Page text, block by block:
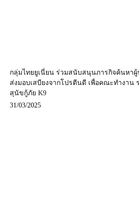
กลุ่มไทยยูเนี่ยน ร่วมสนับสนุนภารกิจค้นหา
ส่งมอบเสบียงจากโปรตีนดี เพื่อคณะทำงาน
สุนัขกู้ภัย K9
31/03/2025